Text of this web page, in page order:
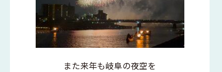
また来年も岐阜の夜空を